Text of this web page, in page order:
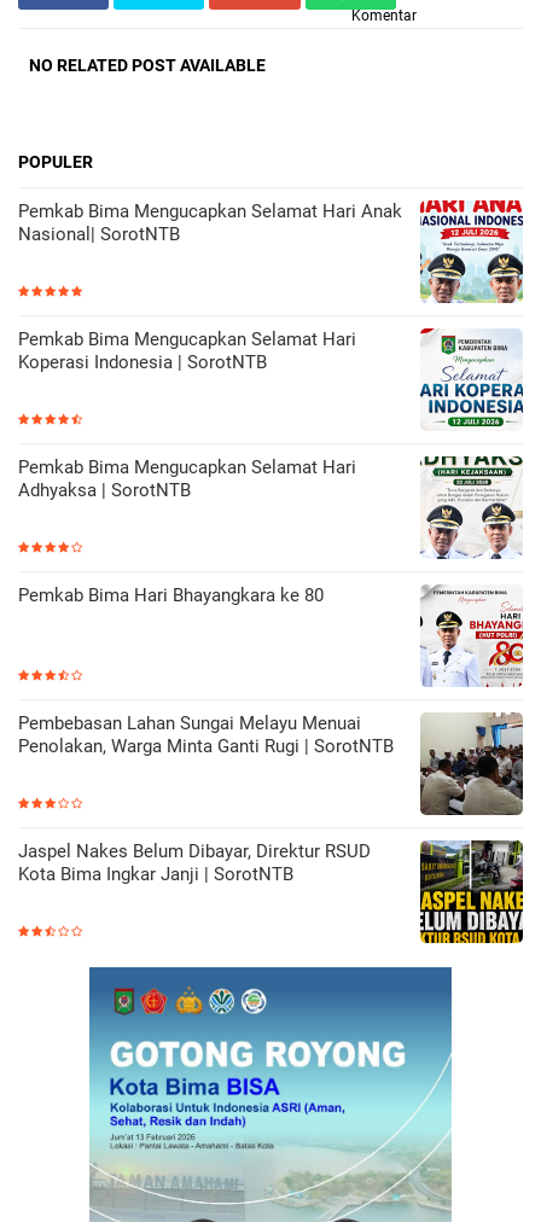
Komentar
NO RELATED POST AVAILABLE
POPULER
Pemkab Bima Mengucapkan Selamat Hari Anak
Nasional| SorotNTB
Pemkab Bima Mengucapkan Selamat Hari
Koperasi Indonesia | SorotNTB
Pemkab Bima Mengucapkan Selamat Hari
Adhyaksa | SorotNTB
Pemkab Bima Hari Bhayangkara ke 80
Pembebasan Lahan Sungai Melayu Menuai
Penolakan, Warga Minta Ganti Rugi | SorotNTB
Jaspel Nakes Belum Dibayar, Direktur RSUD
Kota Bima Ingkar Janji | SorotNTB